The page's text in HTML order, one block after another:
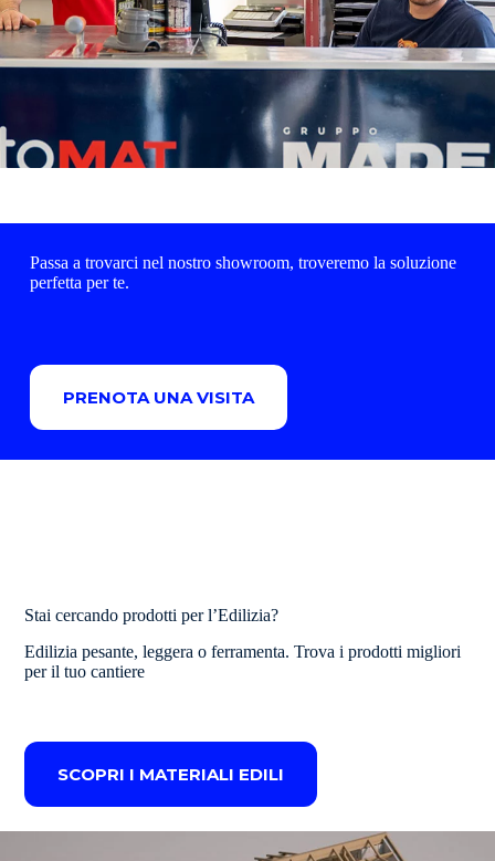
Passa a trovarci nel nostro showroom, troveremo la soluzione
perfetta per te.
PRENOTA UNA VISITA
Stai cercando prodotti per l’Edilizia?
Edilizia pesante, leggera o ferramenta. Trova i prodotti migliori
per il tuo cantiere
SCOPRI I MATERIALI EDILI